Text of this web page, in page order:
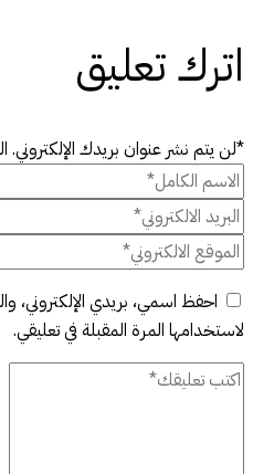
اترك تعليق
*لن يتم نشر عنوان بريدك الإلكتروني.
احفظ اسمي، بريدي الإلكتروني،
لاستخدامها المرة المقبلة في تعليقي.